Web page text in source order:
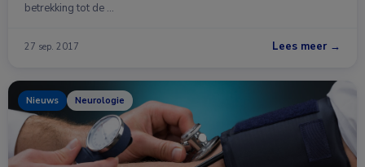
betrekking tot de …
27 sep. 2017 Lees meer →
Nieuws Neurologie